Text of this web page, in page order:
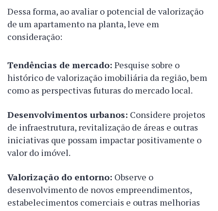
Dessa forma, ao avaliar o potencial de valorização
de um apartamento na planta, leve em
consideração:
Tendências de mercado: Pesquise sobre o
histórico de valorização imobiliária da região, bem
como as perspectivas futuras do mercado local.
Desenvolvimentos urbanos: Considere projetos
de infraestrutura, revitalização de áreas e outras
iniciativas que possam impactar positivamente o
valor do imóvel.
Valorização do entorno: Observe o
desenvolvimento de novos empreendimentos,
estabelecimentos comerciais e outras melhorias